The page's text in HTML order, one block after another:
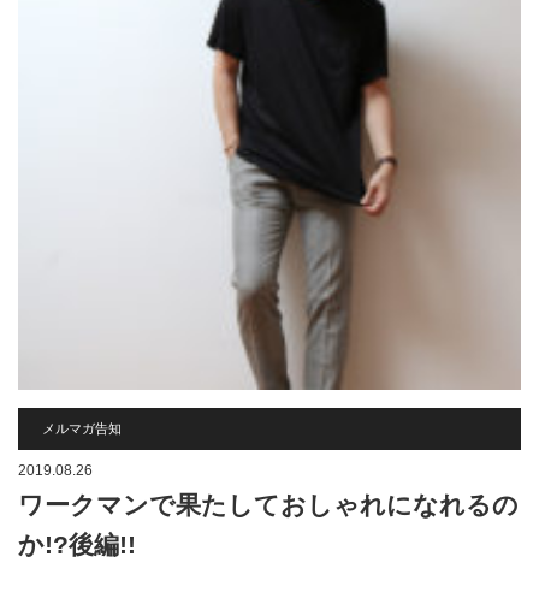
メルマガ告知
2019.08.26
ワークマンで果たしておしゃれになれるの
か!?後編!!